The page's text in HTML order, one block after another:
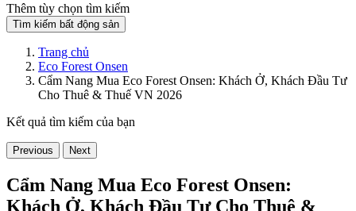
Thêm tùy chọn tìm kiếm
Tìm kiếm bất động sản
Trang chủ
Eco Forest Onsen
Cẩm Nang Mua Eco Forest Onsen: Khách Ở, Khách Đầu Tư
Cho Thuê & Thuế VN 2026
Kết quả tìm kiếm của bạn
Previous Next
Cẩm Nang Mua Eco Forest Onsen:
Khách Ở, Khách Đầu Tư Cho Thuê &